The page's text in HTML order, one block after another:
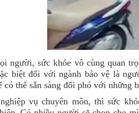
người, sức khỏe vô cùng quan
biệt đối với ngành bảo vệ là
có thể sẵn sàng đối phó với những
vụ chuyên môn, thì sức